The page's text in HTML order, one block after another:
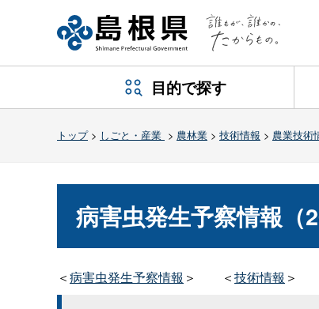
目的で探す
トップ> しごと・産業 > 農林業 > 技術情報 > 農業技術
病害虫発生予察情報（
＜病害虫発生予察情報 ＞ ＜技術情報 ＞